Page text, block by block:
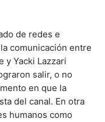
de redes e
comunicación entre
y Yacki Lazzari
salir, o no
en que la
del canal. En otra
humanos como